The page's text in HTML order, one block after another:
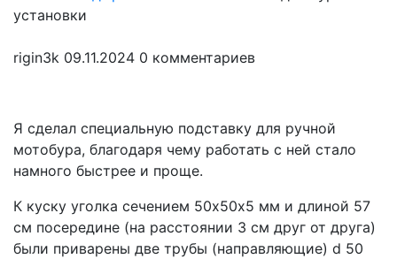
установки
rigin3k 09.11.2024 0 комментариев
Я сделал специальную подставку для ручной
мотобура, благодаря чему работать с ней стало
намного быстрее и проще.
К куску уголка сечением 50х50х5 мм и длиной 57
см посередине (на расстоянии 3 см друг от друга)
были приварены две трубы (направляющие) d 50